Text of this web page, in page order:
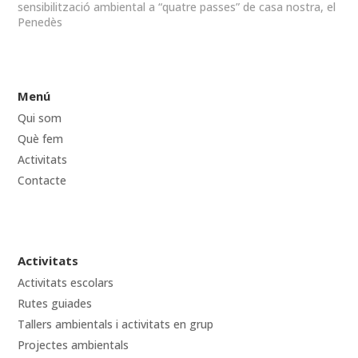
sensibilització ambiental a “quatre passes” de casa nostra, el
Penedès
Menú
Qui som
Què fem
Activitats
Contacte
Activitats
Activitats escolars
Rutes guiades
Tallers ambientals i activitats en grup
Projectes ambientals